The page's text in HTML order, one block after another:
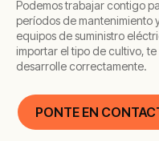
Podemos trabajar contigo
períodos de mantenimiento
equipos de suministro
importar el tipo de cultivo,
desarrolle correctamente.
PONTE EN